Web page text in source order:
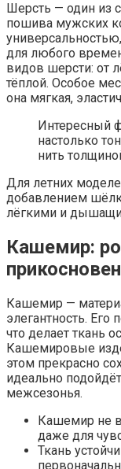
Шерсть — один из
пошива мужских
для любого
видов шерсти: от
тёплой. Особое
она мягкая,
Интересный
настолько
нить
Для летних
добавлением
лёгкими и
Кашемир:
Кашемир —
элегантность. Его
что делает ткань
Кашемировые
этом прекрасно
идеально
межсезонья.
Кашемир не
даже для
Ткань